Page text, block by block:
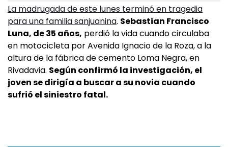
La madrugada de este lunes terminó en tragedia
para una familia sanjuanina. Sebastian Francisco
Luna, de 35 años, perdió la vida cuando circulaba
en motocicleta por Avenida Ignacio de la Roza, a la
altura de la fábrica de cemento Loma Negra, en
Rivadavia. Según confirmó la investigación, el
joven se dirigía a buscar a su novia cuando
sufrió el siniestro fatal.